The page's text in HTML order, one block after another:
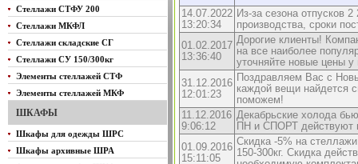
Стеллажи СТФУ 200
Стеллажи МКФЛ
Стеллажи складские СГ
Стеллажи СУ 150/300кг
Элементы стеллажей СТФ
Элементы стеллажей МКФ
ШКАФЫ
Шкафы для одежды ШРС
Шкафы архивные ШРА
14.07.2022
13:20:34
Из-за сезона отпусков
производства, сроки
01.02.2017
13:36:40
Дорогие клиенты!
на все наиболее
уточняйте новые цены
31.12.2016
12:01:23
Поздравляем Вас с
каждой вещи найдется
поможем!
11.12.2016
9:06:12
Декабрьские холода
ПН и СПОРТ действуют
01.09.2016
15:11:05
Скидка -5% на
150-300кг. Скидка